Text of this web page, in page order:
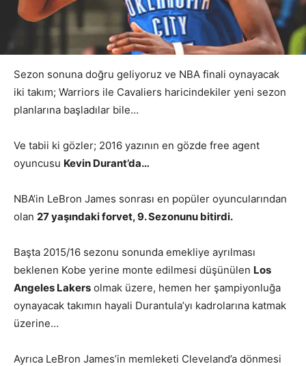
Sezon sonuna doğru geliyoruz ve NBA finali oynayacak
iki takım; Warriors ile Cavaliers haricindekiler yeni sezon
planlarına başladılar bile…
Ve tabii ki gözler; 2016 yazının en gözde free agent
oyuncusu Kevin Durant’da…
NBA’in LeBron James sonrası en popüler oyuncularından
olan 27 yaşındaki forvet, 9. Sezonunu bitirdi.
Başta 2015/16 sezonu sonunda emekliye ayrılması
beklenen Kobe yerine monte edilmesi düşünülen Los
Angeles Lakers olmak üzere, hemen her şampiyonluğa
oynayacak takımın hayali Durantula’yı kadrolarına katmak
üzerine…
Ayrıca LeBron James’in memleketi Cleveland’a dönmesi